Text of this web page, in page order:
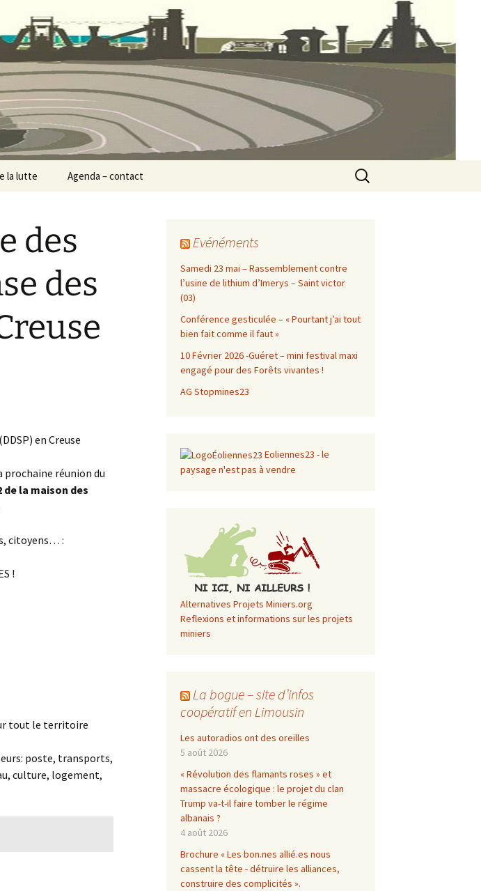
Mines 23
la lutte Agenda – contact
Rechercher :
des
des
en Creuse
prochaine réunion du
de la maison des
citoyens… :
!
tout le territoire
poste, transports,
culture, logement,
Evénéments
Samedi 23 mai – Rassemblement contre
l’usine de lithium d’Imerys – Saint victor
(03)
Conférence gesticulée – « Pourtant j’ai tout
bien fait comme il faut »
10 Février 2026 -Guéret – mini festival maxi
engagé pour des Forêts vivantes !
AG Stopmines23
Eoliennes23 - le
paysage n'est pas à vendre
Alternatives Projets Miniers.org
Reflexions et informations sur les projets
miniers
La bogue – site d’infos
coopératif en Limousin
Les autoradios ont des oreilles
5 août 2026
« Révolution des flamants roses » et
massacre écologique : le projet du clan
Trump va-t-il faire tomber le régime
albanais ?
4 août 2026
Brochure « Les bon.nes allié.es nous
cassent la tête - détruire les alliances,
construire des complicités ».